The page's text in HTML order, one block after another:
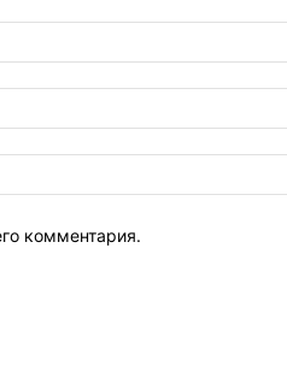
комментария.